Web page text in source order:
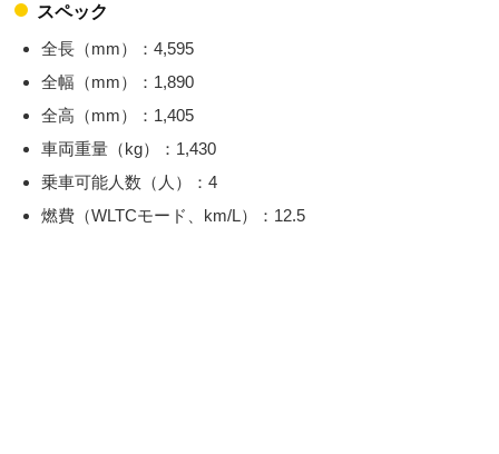
スペック
全長（mm）：4,595
全幅（mm）：1,890
全高（mm）：1,405
車両重量（kg）：1,430
乗車可能人数（人）：4
燃費（WLTCモード、km/L）：12.5